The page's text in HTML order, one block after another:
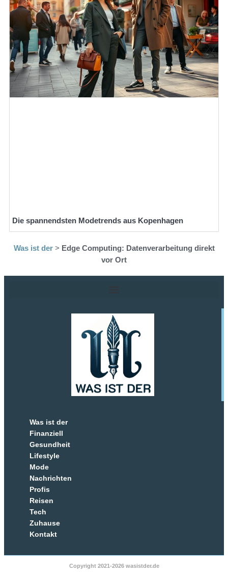
Die spannendsten Modetrends aus Kopenhagen
Was ist der> Edge Computing: Datenverarbeitung direkt
vor Ort
Was ist der
Finanziell
Gesundheit
Lifestyle
Mode
Nachrichten
Profis
Reisen
Tech
Zuhause
Kontakt
Copyright 2021-2026 wasistder.de